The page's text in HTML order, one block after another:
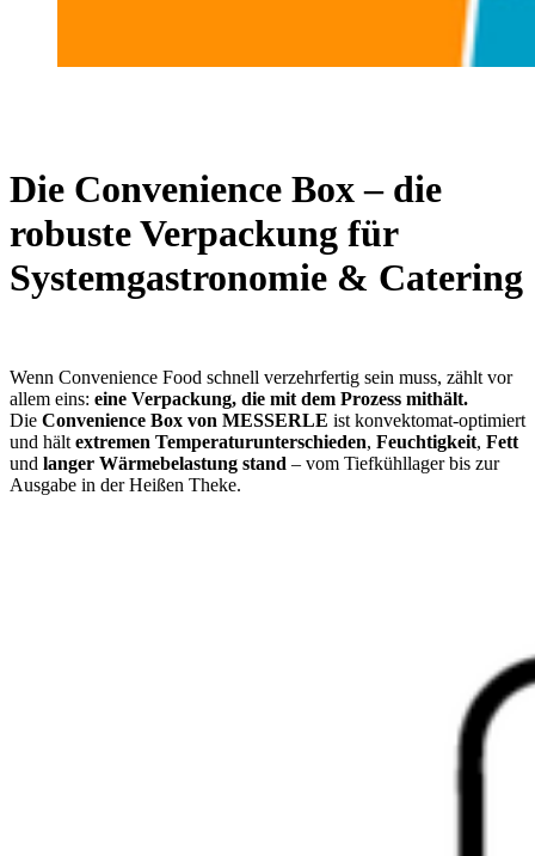
Die Convenience Box – die
robuste Verpackung für
Systemgastronomie & Catering
Wenn Convenience Food schnell verzehrfertig sein muss, zählt vor
allem eins: eine Verpackung, die mit dem Prozess mithält.
Die Convenience Box von MESSERLE ist konvektomat-optimiert
und hält extremen Temperaturunterschieden, Feuchtigkeit, Fett
und langer Wärmebelastung stand – vom Tiefkühllager bis zur
Ausgabe in der Heißen Theke.